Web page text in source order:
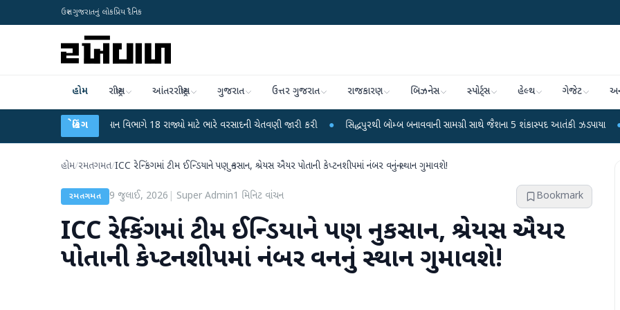
ઉત્તર ગુજરાતનું લોકપ્રિય દૈનિક
હોમ રાષ્ટ્રીય આંતરરાષ્ટ્રીય ગુજરાત ઉત્તર ગુજરાત રાજકારણ બિઝનેસ સ્પોર્ટ્સ હેલ્થ ગેજેટ
બ્રેકિંગ
હવામાન વિભાગે 18 રાજ્યો માટે ભારે વરસાદની ચેતવણી જારી કરી ● સિદ્ધપુરથી બોમ્બ બનાવવાની સામગ્રી સાથે જૈશના 5 શંકાસ્પદ આતંકી ઝડપાયા ● પીએમ મોદીનું
હોમ/રમતગમત/ICC રેન્કિંગમાં ટીમ ઈન્ડિયાને પણ નુકસાન, શ્રેયસ ઐયર પોતાની કેપ્ટનશીપમાં નંબર વનનું સ્થાન ગુમાવશે!
રમતગમત 9 જુલાઈ, 2026 Super Admin1 મિનિટ વાંચન Bookmark
ICC રેન્કિંગમાં ટીમ ઈન્ડિયાને પણ નુકસાન, શ્રેયસ ઐયર
પોતાની કેપ્ટનશીપમાં નંબર વનનું સ્થાન ગુમાવશે!